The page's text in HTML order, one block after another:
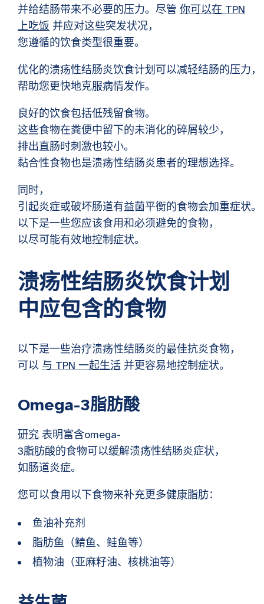
并给结肠带来不必要的压力。尽管 你可以在 TPN
上吃饭 并应对这些突发状况，
您遵循的饮食类型很重要。
优化的溃疡性结肠炎饮食计划可以减轻结肠的压力，
帮助您更快地克服病情发作。
良好的饮食包括低残留食物。
这些食物在粪便中留下的未消化的碎屑较少，
排出直肠时刺激也较小。
黏合性食物也是溃疡性结肠炎患者的理想选择。
同时，
引起炎症或破坏肠道有益菌平衡的食物会加重症状。
以下是一些您应该食用和必须避免的食物，
以尽可能有效地控制症状。
溃疡性结肠炎饮食计划
中应包含的食物
以下是一些治疗溃疡性结肠炎的最佳抗炎食物，
可以 与 TPN 一起生活 并更容易地控制症状。
Omega-3脂肪酸
研究 表明富含omega-
3脂肪酸的食物可以缓解溃疡性结肠炎症状，
如肠道炎症。
您可以食用以下食物来补充更多健康脂肪：
鱼油补充剂
脂肪鱼（鲭鱼、鲑鱼等）
植物油（亚麻籽油、核桃油等）